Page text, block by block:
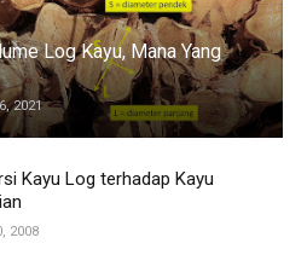
Log Kayu, Mana Yang
2021
Kayu Log terhadap Kayu
2008